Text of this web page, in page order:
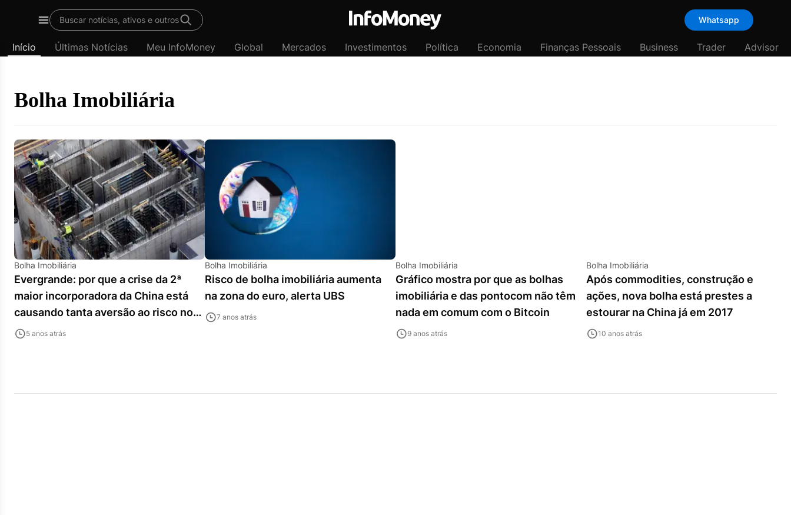
Últimas
InfoMoney
Menu
Buscar notícias, ativos e outros Whatsapp
Início Últimas Notícias Meu InfoMoney Global Mercados Investimentos Política Economia Finanças Pessoais Business Trader Advisor
Bolha Imobiliária
Bolha Imobiliária
Evergrande: por que a crise da 2ª
maior incorporadora da China está
causando tanta aversão ao risco no
mercado
5 anos atrás
Bolha Imobiliária
Risco de bolha imobiliária aumenta
na zona do euro, alerta UBS
7 anos atrás
Bolha Imobiliária
Gráfico mostra por que as bolhas
imobiliária e das pontocom não têm
nada em comum com o Bitcoin
9 anos atrás
Bolha Imobiliária
Após commodities, construção e
ações, nova bolha está prestes a
estourar na China já em 2017
10 anos atrás